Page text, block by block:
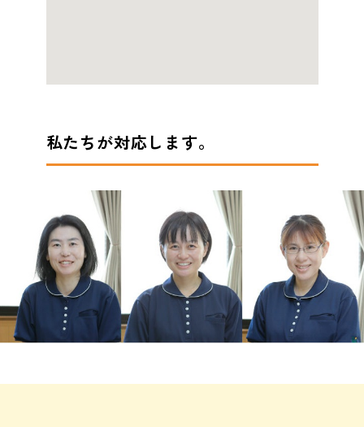
私たちが対応します。